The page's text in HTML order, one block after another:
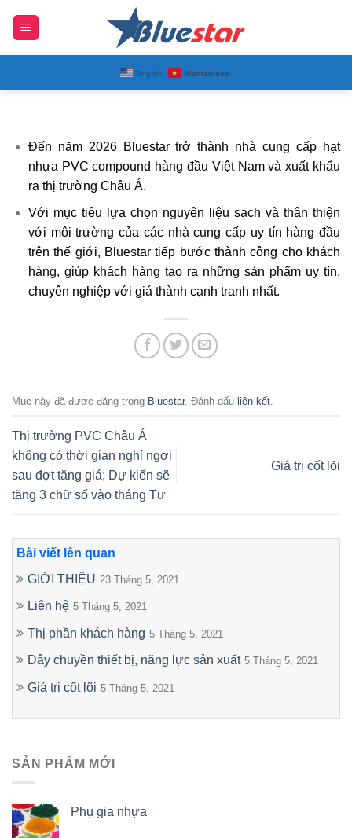
English Vietnamese
BLUESTAR
Tầm nhìn – Sứ mệnh
Đến năm 2026 Bluestar trở thành nhà cung cấp hạt
nhựa PVC compound hàng đầu Việt Nam và xuất khẩu
ra thị trường Châu Á.
Với mục tiêu lựa chọn nguyên liệu sạch và thân thiện
với môi trường của các nhà cung cấp uy tín hàng đầu
trên thế giới, Bluestar tiếp bước thành công cho khách
hàng, giúp khách hàng tạo ra những sản phẩm uy tín,
chuyên nghiệp với giá thành cạnh tranh nhất.
Mục này đã được đăng trong Bluestar. Đánh dấu liên kết
Thị trường PVC Châu Á
không có thời gian nghỉ ngơi
sau đợt tăng giá; Dự kiến sẽ
tăng 3 chữ số vào tháng Tư
Giá trị cốt lõi
Bài viết lên quan
GIỚI THIỆU 23 Tháng 5, 2021
Liên hệ 5 Tháng 5, 2021
Thị phần khách hàng 5 Tháng 5, 2021
Dây chuyền thiết bị, năng lực sản xuất 5 Tháng 5, 2021
Giá trị cốt lõi 5 Tháng 5, 2021
SẢN PHẨM MỚI
Phụ gia nhựa